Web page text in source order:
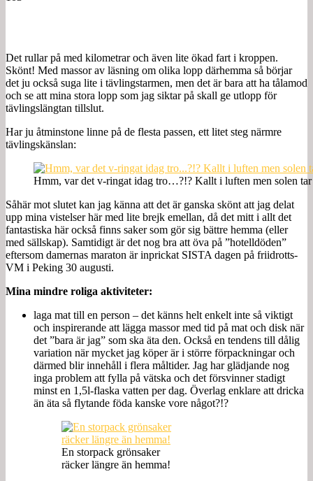
Det rullar på med kilometrar och även lite ökad fart i kroppen.
Skönt! Med massor av läsning om olika lopp därhemma så börjar
det ju också suga lite i tävlingstarmen, men det är bara att ha tålamod
och se att mina stora lopp som jag siktar på skall ge utlopp för
tävlingslängtan tillslut.
Har ju åtminstone linne på de flesta passen, ett litet steg närmre
tävlingskänslan:
Hmm, var det v-ringat idag tro…?!? Kallt i luften men solen tar
Såhär mot slutet kan jag känna att det är ganska skönt att jag delat
upp mina vistelser här med lite brejk emellan, då det mitt i allt det
fantastiska här också finns saker som gör sig bättre hemma (eller
med sällskap). Samtidigt är det nog bra att öva på ”hotelldöden”
eftersom damernas maraton är inprickat SISTA dagen på friidrotts-
VM i Peking 30 augusti.
Mina mindre roliga aktiviteter:
laga mat till en person – det känns helt enkelt inte så viktigt
och inspirerande att lägga massor med tid på mat och disk när
det ”bara är jag” som ska äta den. Också en tendens till dålig
variation när mycket jag köper är i större förpackningar och
därmed blir innehåll i flera måltider. Jag har glädjande nog
inga problem att fylla på vätska och det försvinner stadigt
minst en 1,5l-flaska vatten per dag. Överlag enklare att dricka
än äta så flytande föda kanske vore något?!?
En storpack grönsaker
räcker längre än hemma!